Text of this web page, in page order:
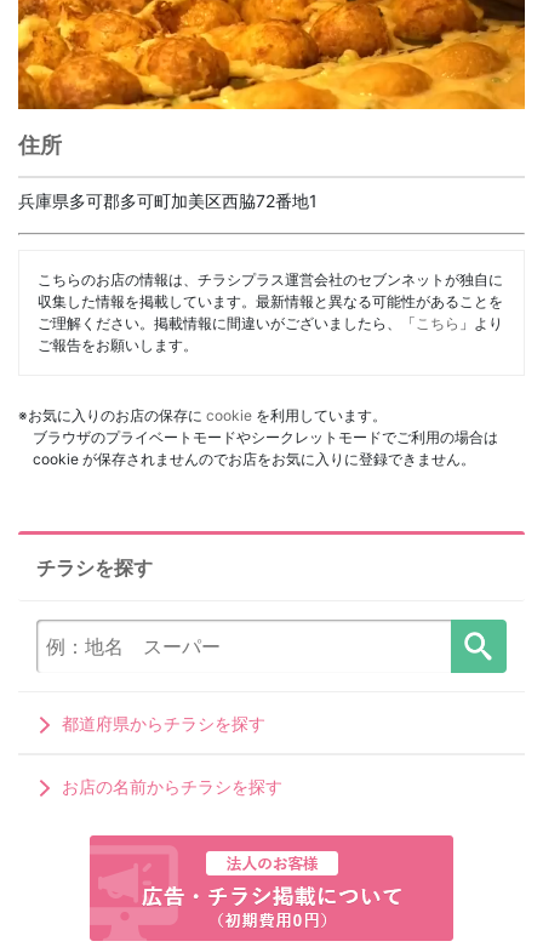
住所
兵庫県多可郡多可町加美区西脇72番地1
こちらのお店の情報は、チラシプラス運営会社のセブンネットが独自に
収集した情報を掲載しています。最新情報と異なる可能性があることを
ご理解ください。掲載情報に間違いがございましたら、「 こちら 」より
ご報告をお願いします。
※お気に入りのお店の保存に cookie を利用しています。
ブラウザのプライベートモードやシークレットモードでご利用の場合は
cookie が保存されませんのでお店をお気に入りに登録できません。
チラシを探す
都道府県からチラシを探す
お店の名前からチラシを探す